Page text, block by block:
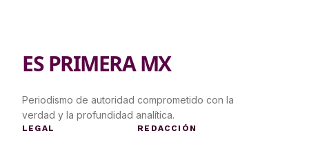
ES PRIMERA MX
Periodismo de autoridad comprometido con la
verdad y la profundidad analítica.
LEGAL REDACCIÓN